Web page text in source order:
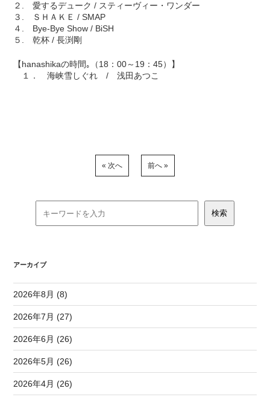
２. 愛するデューク / スティーヴィー・ワンダー
３. ＳＨＡＫＥ / SMAP
４. Bye-Bye Show / BiSH
５. 乾杯 / 長渕剛
【hanashikaの時間｡（18：00～19：45）】
１． 海峡雪しぐれ / 浅田あつこ
« 次へ 前へ »
アーカイブ
2026年8月 (8)
2026年7月 (27)
2026年6月 (26)
2026年5月 (26)
2026年4月 (26)